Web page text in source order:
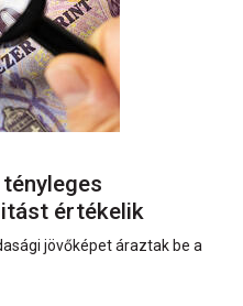
értékelik
jövőképet áraztak be a